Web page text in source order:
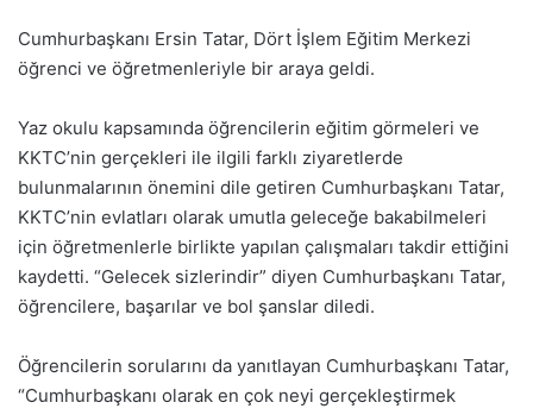
Cumhurbaşkanı Ersin Tatar, Dört İşlem Eğitim Merkezi
öğrenci ve öğretmenleriyle bir araya geldi.
Yaz okulu kapsamında öğrencilerin eğitim görmeleri ve
KKTC’nin gerçekleri ile ilgili farklı ziyaretlerde
bulunmalarının önemini dile getiren Cumhurbaşkanı Tatar,
KKTC’nin evlatları olarak umutla geleceğe bakabilmeleri
için öğretmenlerle birlikte yapılan çalışmaları takdir ettiğini
kaydetti. “Gelecek sizlerindir” diyen Cumhurbaşkanı Tatar,
öğrencilere, başarılar ve bol şanslar diledi.
Öğrencilerin sorularını da yanıtlayan Cumhurbaşkanı Tatar,
“Cumhurbaşkanı olarak en çok neyi gerçekleştirmek